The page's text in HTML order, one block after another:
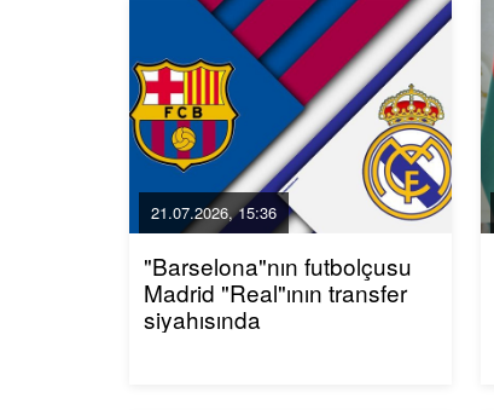
21.07.2026, 15:36
"Barselona"nın futbolçusu
Madrid "Real"ının transfer
siyahısında